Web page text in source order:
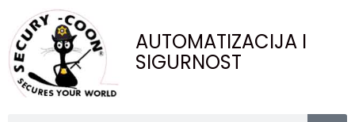
AUTOMATIZACIJA I
SIGURNOST